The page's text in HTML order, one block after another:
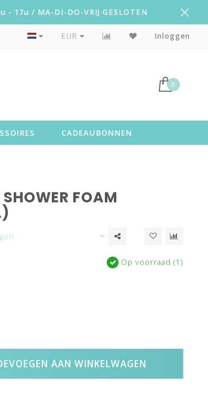
- 17u / MA-DI-DO-VRIJ GESLOTEN
Snelle levering!
EUR Inloggen
0
CADEAUBONNEN
FOAM
Op voorraad (1)
AAN WINKELWAGEN